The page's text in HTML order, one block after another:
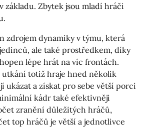
základu. Zbytek jsou mladí hráči
zdrojem dynamiky v týmu, která
ale také prostředkem, díky
lépe hrát na víc frontách.
utkání totiž hraje hned několik
ukázat a získat pro sebe větší porci
kádr také efektivněji
zranění důležitých hráčů,
top hráčů je větší a jednotlivce